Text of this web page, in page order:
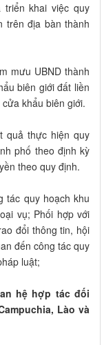
khai việc quy
trên địa bàn thành
mưu UBND thành
biên giới đất liền
khẩu biên giới.
quả thực hiện quy
phố theo định kỳ
theo quy định.
tác quy hoạch khu
vụ; Phối hợp với
đổi thông tin, hội
đến công tác quy
luật;
hệ hợp tác đối
Lào và